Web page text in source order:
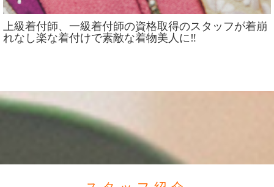
上級着付師、一級着付師の資格取得のスタッフが着崩
れなし楽な着付けで素敵な着物美人に‼️